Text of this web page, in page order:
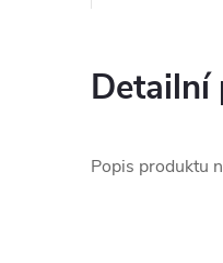
Detailní
Popis produktu